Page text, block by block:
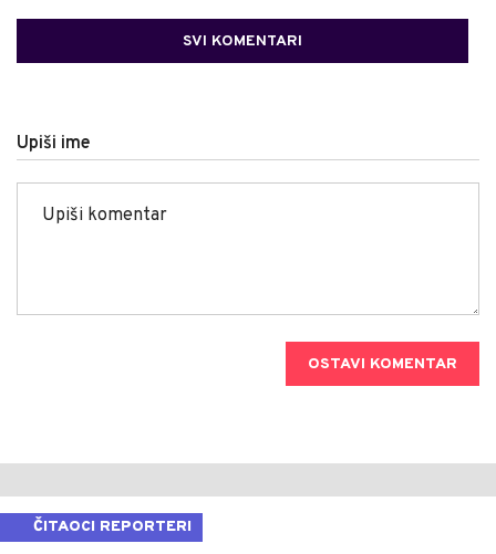
SVI KOMENTARI
Upiši ime
OSTAVI KOMENTAR
ČITAOCI REPORTERI